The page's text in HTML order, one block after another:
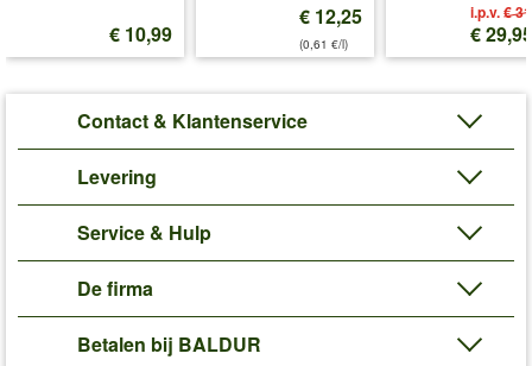
€ 10,99
€ 12,25
(0,61 €/l)
i.p.v.€
€ 29,95
Contact & Klantenservice
Levering
Service & Hulp
De firma
Betalen bij BALDUR